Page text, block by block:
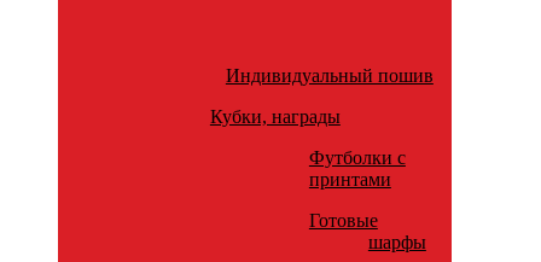
Индивидуальный пошив
Кубки, награды
Футболки с
принтами
Готовые
шарфы